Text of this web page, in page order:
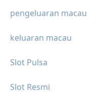
pengeluaran macau
keluaran macau
Slot Pulsa
Slot Resmi